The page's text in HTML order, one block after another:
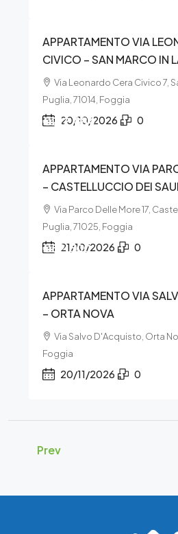
APPARTAMENTO VIA
CIVICO – SAN MARCO IN
Via Leonardo Cera Civico 7,
Puglia, 71014, Foggia
20/10/2026 0
€212.884
APPARTAMENTO VIA
– CASTELLUCCIO DEI
Via Parco Delle More 17,
Puglia, 71025, Foggia
21/10/2026 0
€52.500
APPARTAMENTO VIA
– ORTA NOVA
Via Salvo D'Acquisto, Orta
Foggia
20/11/2026 0
Prev